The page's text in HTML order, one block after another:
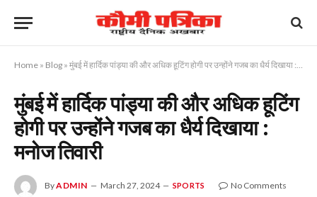
Home » Blog » मुंबई में हार्दिक पांड्या की और अधिक हूटिंग होगी पर उन्होंने गजब का धैर्य दिखाया : मनोज तिवारी
मुंबई में हार्दिक पांड्या की और अधिक हूटिंग
होगी पर उन्होंने गजब का धैर्य दिखाया :
मनोज तिवारी
ByADMIN March 27, 2024 SPORTS
No Comments